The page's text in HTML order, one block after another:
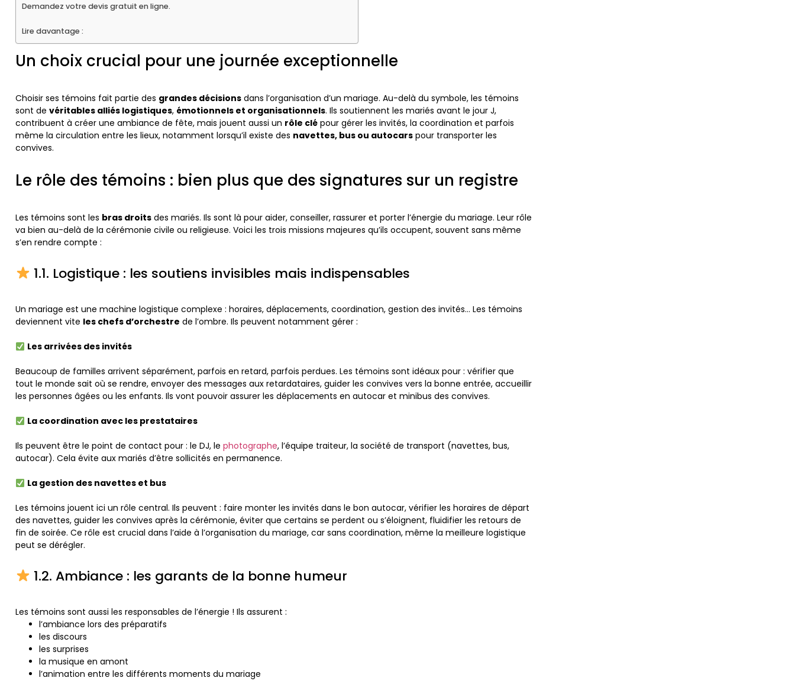
Demandez votre devis gratuit en ligne.
Lire davantage :
Un choix crucial pour une journée exceptionnelle
Choisir ses témoins fait partie des grandes décisions dans l’organisation d’un mariage. Au-delà du symbole, les témoins
sont de véritables alliés logistiques, émotionnels et organisationnels. Ils soutiennent les mariés avant le jour J,
contribuent à créer une ambiance de fête, mais jouent aussi un rôle clé pour gérer les invités, la coordination et parfois
même la circulation entre les lieux, notamment lorsqu’il existe des navettes, bus ou autocars pour transporter les
convives.
Le rôle des témoins : bien plus que des signatures sur un registre
Les témoins sont les bras droits des mariés. Ils sont là pour aider, conseiller, rassurer et porter l’énergie du mariage. Leur rôle
va bien au-delà de la cérémonie civile ou religieuse. Voici les trois missions majeures qu’ils occupent, souvent sans même
s’en rendre compte :
1.1. Logistique : les soutiens invisibles mais indispensables
Un mariage est une machine logistique complexe : horaires, déplacements, coordination, gestion des invités… Les témoins
deviennent vite les chefs d’orchestre de l’ombre. Ils peuvent notamment gérer :
Les arrivées des invités
Beaucoup de familles arrivent séparément, parfois en retard, parfois perdues. Les témoins sont idéaux pour : vérifier que
tout le monde sait où se rendre, envoyer des messages aux retardataires, guider les convives vers la bonne entrée, accueillir
les personnes âgées ou les enfants. Ils vont pouvoir assurer les déplacements en autocar et minibus des convives.
La coordination avec les prestataires
Ils peuvent être le point de contact pour : le DJ, le photographe, l’équipe traiteur, la société de transport (navettes, bus,
autocar). Cela évite aux mariés d’être sollicités en permanence.
La gestion des navettes et bus
Les témoins jouent ici un rôle central. Ils peuvent : faire monter les invités dans le bon autocar, vérifier les horaires de départ
des navettes, guider les convives après la cérémonie, éviter que certains se perdent ou s’éloignent, fluidifier les retours de
fin de soirée. Ce rôle est crucial dans l’aide à l’organisation du mariage, car sans coordination, même la meilleure logistique
peut se dérégler.
1.2. Ambiance : les garants de la bonne humeur
Les témoins sont aussi les responsables de l’énergie ! Ils assurent :
l’ambiance lors des préparatifs
les discours
les surprises
la musique en amont
l’animation entre les différents moments du mariage